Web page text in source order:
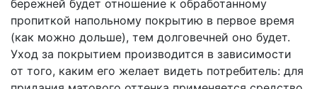
бережней будет отношение к обработанному
пропиткой напольному покрытию в первое время
(как можно дольше), тем долговечней оно будет.
Уход за покрытием производится в зависимости
от того, каким его желает видеть потребитель: для